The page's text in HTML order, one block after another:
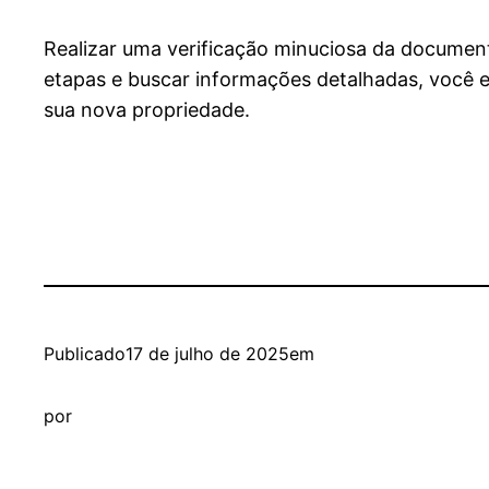
Realizar uma verificação minuciosa da
etapas e buscar informações detalhadas,
sua nova propriedade.
Publicado17 de julho de 2025em
por